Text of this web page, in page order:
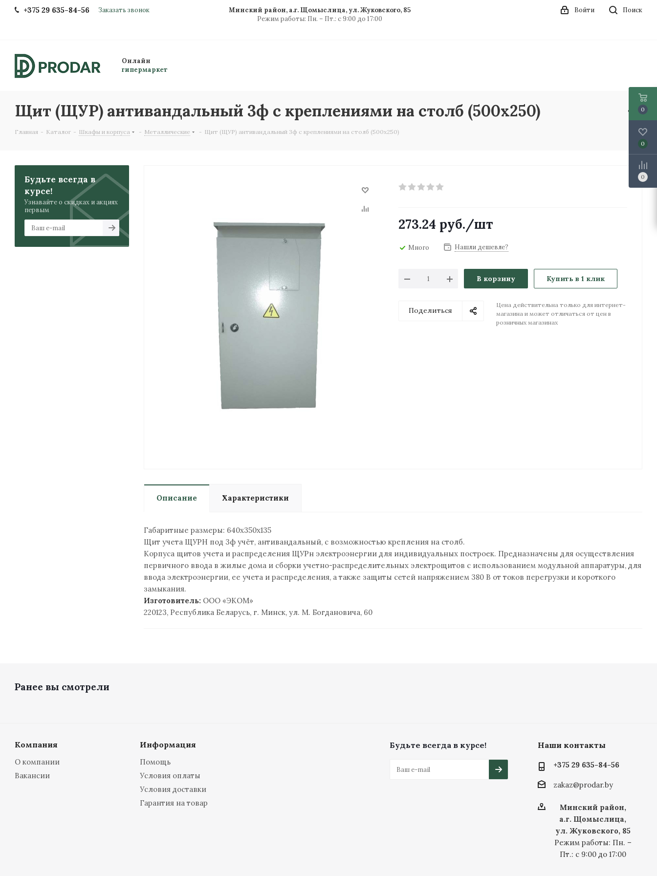
+375 29 635-84-56 Заказать звонок
Минский район, а.г. Щомыслица, ул. Жуковского, 85
Режим работы: Пн. – Пт.: с 9:00 до 17:00
Поиск
Войти
Онлайн
гипермаркет
Щит (ЩУР) антивандальный 3ф с креплениями на столб (500х250)
Главная - Каталог - Шкафы и корпуса - Металлические - Щит (ЩУР) антивандальный 3ф с креплениями на столб (500х250)
273.24 руб./шт
Много Нашли дешевле?
В корзину Купить в 1 клик
Поделиться
Цена действительна только для интернет-
магазина и может отличаться от цен в
розничных магазинах
Описание Характеристики
Габаритные размеры: 640х350х135
Щит учета ЩУРН под 3ф учёт, антивандальный, с возможностью крепления на столб.
Корпуса щитов учета и распределения ЩУРн электроэнергии для индивидуальных построек. Предназначены для осуществления
первичного ввода в жилые дома и сборки учетно-распределительных электрощитов с использованием модульной аппаратуры, для
ввода электроэнергии, ее учета и распределения, а также защиты сетей напряжением 380 В от токов перегрузки и короткого
замыкания.
Изготовитель: ООО «ЭКОМ»
220123, Республика Беларусь, г. Минск, ул. М. Богдановича, 60
Будьте всегда в
курсе!
Узнавайте о скидках и акциях
первым
Ранее вы смотрели
Компания
О компании
Вакансии
Информация
Помощь
Условия оплаты
Условия доставки
Гарантия на товар
Будьте всегда в курсе! Наши контакты
+375 29 635-84-56
zakaz@prodar.by
Минский район,
а.г. Щомыслица,
ул. Жуковского, 85
Режим работы: Пн. –
Пт.: с 9:00 до 17:00
0
0
0